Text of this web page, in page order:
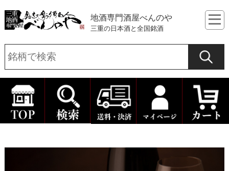
地酒専門酒屋べんのや
三重の日本酒と全国銘酒